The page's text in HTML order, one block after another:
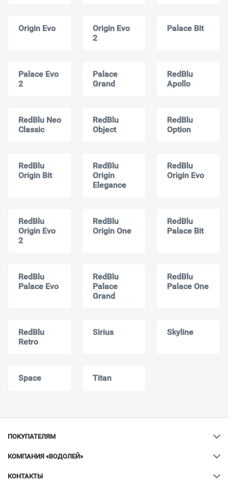
Origin Evo
Origin Evo
2
Palace Bit
Palace Evo
2
Palace
Grand
RedBlu
Apollo
RedBlu Neo
Classic
RedBlu
Object
RedBlu
Option
RedBlu
Origin Bit
RedBlu
Origin
Elegance
RedBlu
Origin Evo
RedBlu
Origin Evo
2
RedBlu
Origin One
RedBlu
Palace Bit
RedBlu
Palace Evo
RedBlu
Palace
Grand
RedBlu
Palace One
RedBlu
Retro
Sirius Skyline
Space Titan
ПОКУПАТЕЛЯМ
КОМПАНИЯ «ВОДОЛЕЙ»
КОНТАКТЫ